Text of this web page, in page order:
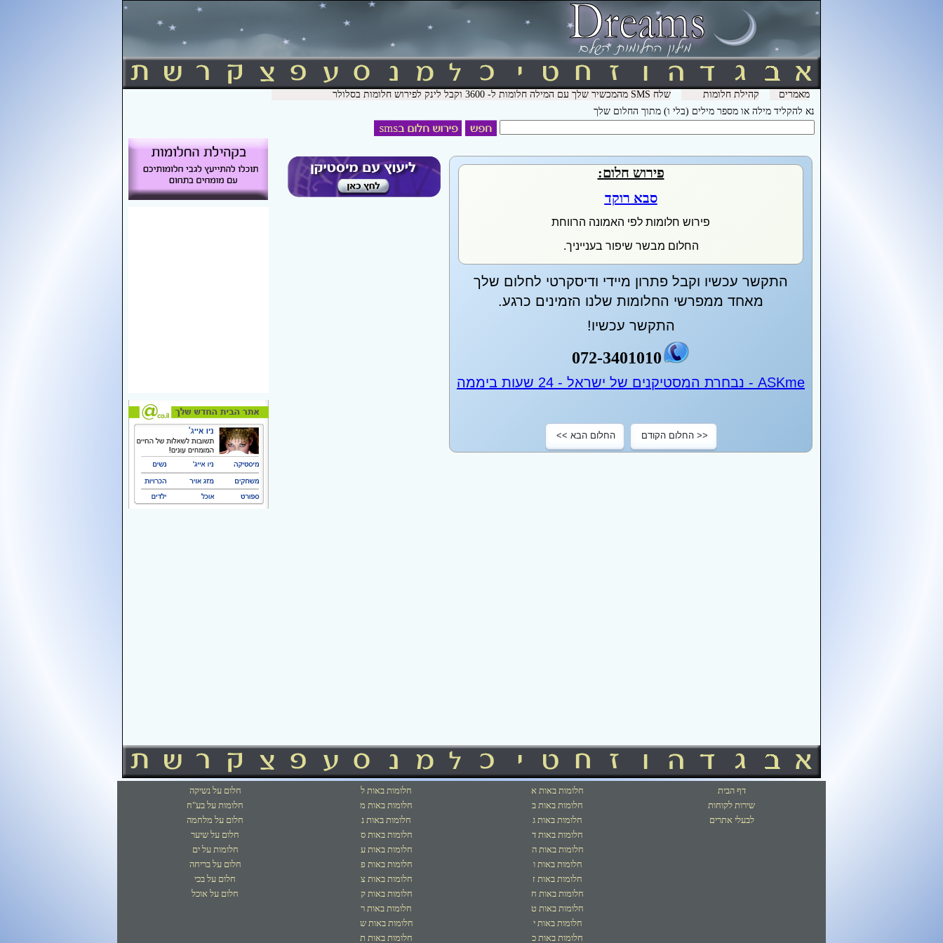
מאמרים קהילת חלומות
שלח SMS מהמכשיר שלך עם המילה חלומות ל- 3600 וקבל לינק לפירוש חלומות בסלולר
נא להקליד מילה או מספר מילים (בלי ו) מתוך החלום שלך
פירוש חלום:
סבא רוקד
פירוש חלומות לפי האמונה הרווחת
החלום מבשר שיפור בענייניך.
התקשר עכשיו וקבל פתרון מיידי ודיסקרטי לחלום שלך
מאחד ממפרשי החלומות שלנו הזמינים כרגע.
התקשר עכשיו!
072-3401010
ASKme - נבחרת המסטיקנים של ישראל - 24 שעות ביממה
<< החלום הקודם החלום הבא >>
דף הבית
שירות לקוחות
לבעלי אתרים
חלומות באות א
חלומות באות ב
חלומות באות ג
חלומות באות ד
חלומות באות ה
חלומות באות ו
חלומות באות ז
חלומות באות ח
חלומות באות ט
חלומות באות י
חלומות באות כ
חלומות באות ל
חלומות באות מ
חלומות באות נ
חלומות באות ס
חלומות באות ע
חלומות באות פ
חלומות באות צ
חלומות באות ק
חלומות באות ר
חלומות באות ש
חלומות באות ת
חלום על נשיקה
חלומות על בע"ח
חלום על מלחמה
חלום על שיער
חלומות על ים
חלום על בריחה
חלום על בכי
חלום על אוכל